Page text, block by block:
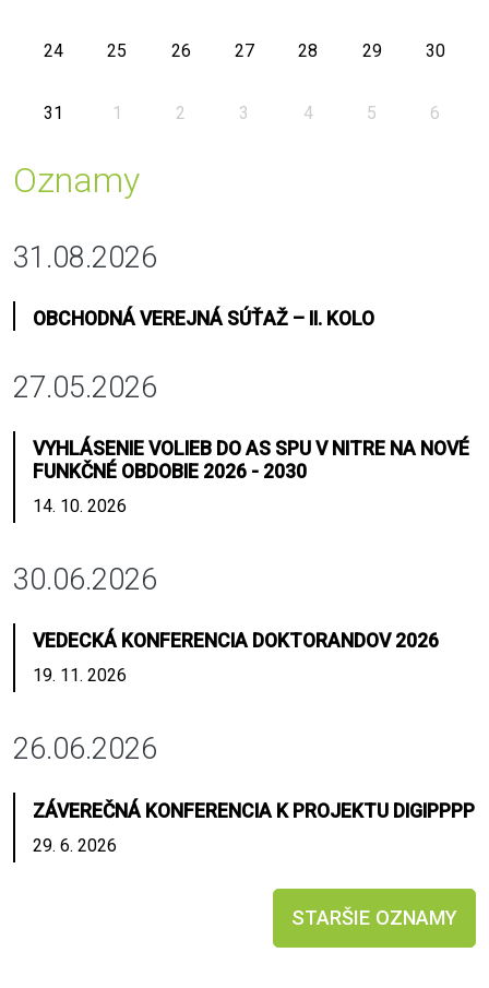
24 25 26 27 28 29 30
31 1 2 3 4 5 6
Oznamy
31.08.2026
OBCHODNÁ VEREJNÁ SÚŤAŽ – II. KOLO
27.05.2026
VYHLÁSENIE VOLIEB DO AS SPU V NITRE NA NOVÉ
FUNKČNÉ OBDOBIE 2026 - 2030
14. 10. 2026
30.06.2026
VEDECKÁ KONFERENCIA DOKTORANDOV 2026
19. 11. 2026
26.06.2026
ZÁVEREČNÁ KONFERENCIA K PROJEKTU DIGIPPPP
29. 6. 2026
STARŠIE OZNAMY